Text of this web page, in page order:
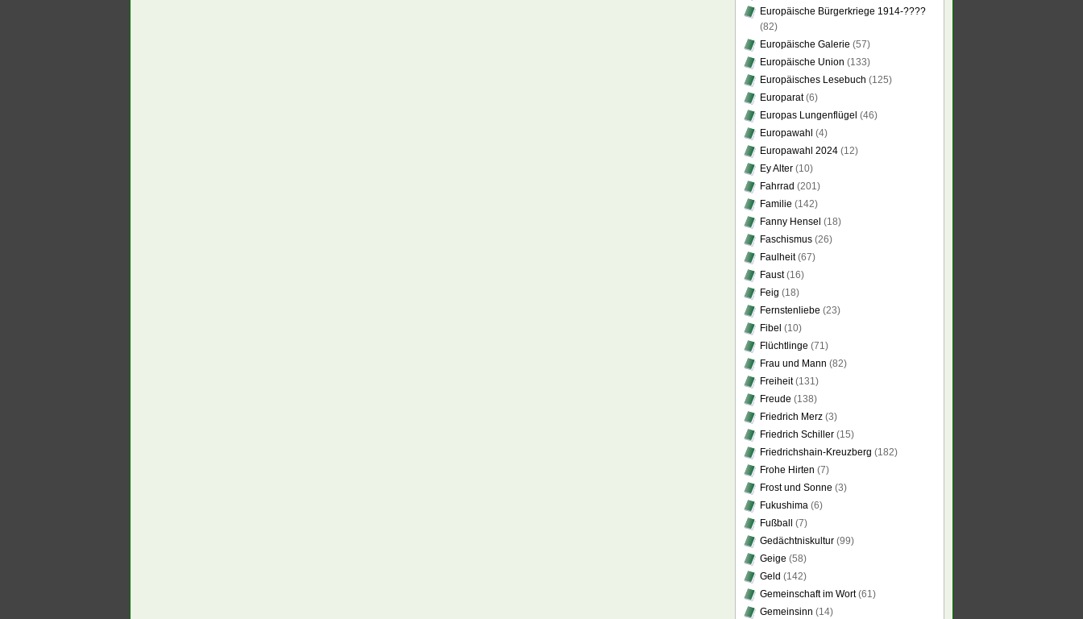
Europäische Bürgerkriege 1914-????
(82)
Europäische Galerie (57)
Europäische Union (133)
Europäisches Lesebuch (125)
Europarat(6)
Europas Lungenflügel (46)
Europawahl (4)
Europawahl 2024 (12)
Ey Alter (10)
Fahrrad (201)
Familie (142)
Fanny Hensel (18)
Faschismus (26)
Faulheit(67)
Faust(16)
Feig (18)
Fernstenliebe (23)
Fibel (10)
Flüchtlinge (71)
Frau und Mann (82)
Freiheit(131)
Freude (138)
Friedrich Merz (3)
Friedrich Schiller (15)
Friedrichshain-Kreuzberg (182)
Frohe Hirten (7)
Frost und Sonne (3)
Fukushima (6)
Fußball
(7)
Gedächtniskultur (99)
Geige (58)
Geld (142)
Gemeinschaft im Wort(61)
Gemeinsinn (14)